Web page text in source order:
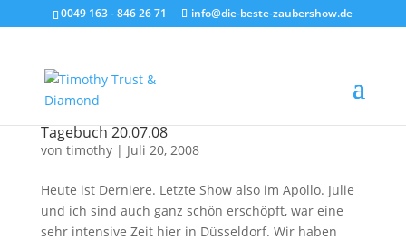
0049 163 - 846 26 71 info@die-beste-zaubershow.de
Tagebuch 20.07.08
von timothy| Juli 20, 2008
Heute ist Derniere. Letzte Show also im Apollo. Julie
und ich sind auch ganz schön erschöpft, war eine
sehr intensive Zeit hier in Düsseldorf. Wir haben